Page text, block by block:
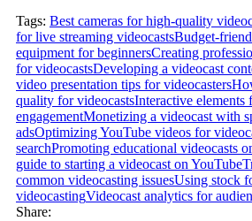
Tags: Best cameras for high-quality
for live streaming videocastsBudget-
equipment for beginnersCreating
for videocastsDeveloping a videocast
video presentation tips for videocasters
quality for videocastsInteractive elements
engagementMonetizing a videocast with
adsOptimizing YouTube videos for
searchPromoting educational videocasts
guide to starting a videocast on YouTube
common videocasting issuesUsing stock
videocastingVideocast analytics for
Share: